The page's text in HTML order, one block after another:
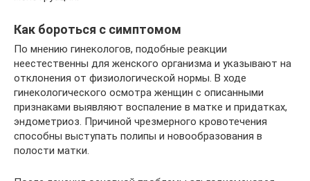
Как бороться с симптомом
По мнению гинекологов, подобные реакции
неестественны для женского организма и указывают на
отклонения от физиологической нормы. В ходе
гинекологического осмотра женщин с описанными
признаками выявляют воспаление в матке и придатках,
эндометриоз. Причиной чрезмерного кровотечения
способны выступать полипы и новообразования в
полости матки.